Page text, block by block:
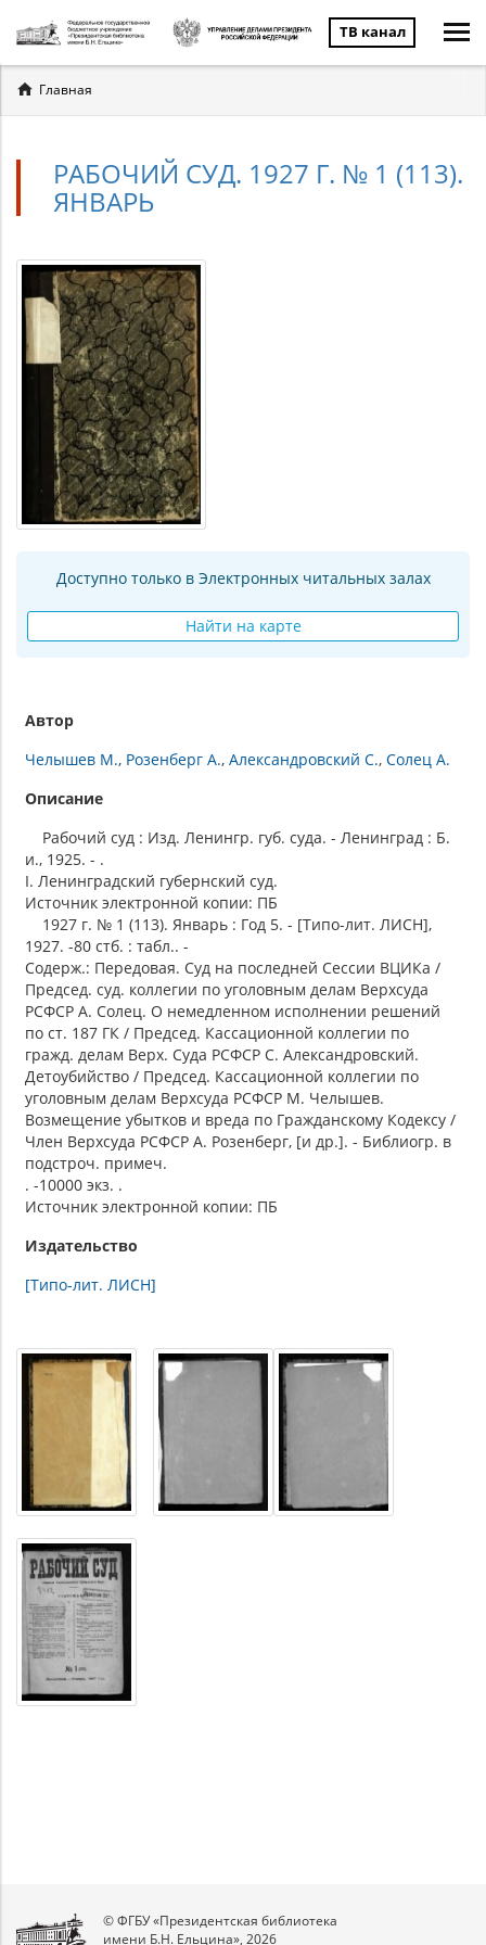
ТВ канал
Вы
здесь
Главная
РАБОЧИЙ СУД. 1927 Г. № 1 (113).
ЯНВАРЬ
Доступно только в Электронных читальных залах
Найти на карте
Автор
Челышев М. Розенберг А. Александровский С. Солец А.
Описание
Рабочий суд : Изд. Ленингр. губ. суда. - Ленинград : Б.
и., 1925. - .
I. Ленинградский губернский суд.
Источник электронной копии: ПБ
1927 г. № 1 (113). Январь : Год 5. - [Типо-лит. ЛИСН],
1927. -80 стб. : табл.. -
Содерж.: Передовая. Суд на последней Сессии ВЦИКа /
Председ. суд. коллегии по уголовным делам Верхсуда
РСФСР А. Солец. О немедленном исполнении решений
по ст. 187 ГК / Председ. Кассационной коллегии по
гражд. делам Верх. Суда РСФСР С. Александровский.
Детоубийство / Председ. Кассационной коллегии по
уголовным делам Верхсуда РСФСР М. Челышев.
Возмещение убытков и вреда по Гражданскому Кодексу /
Член Верхсуда РСФСР А. Розенберг, [и др.]. - Библиогр. в
подстроч. примеч.
. -10000 экз. .
Источник электронной копии: ПБ
Издательство
[Типо-лит. ЛИСН]
© ФГБУ «Президентская библиотека
имени Б.Н. Ельцина», 2026